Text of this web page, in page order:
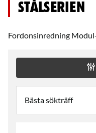
Stålserien
Fordonsinredning